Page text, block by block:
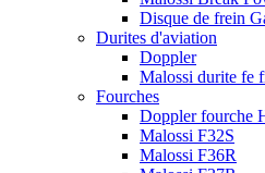
Disque de frein
Durites d'aviation
Doppler
Malossi durite fe
Fourches
Doppler fourche
Malossi F32S
Malossi F36R